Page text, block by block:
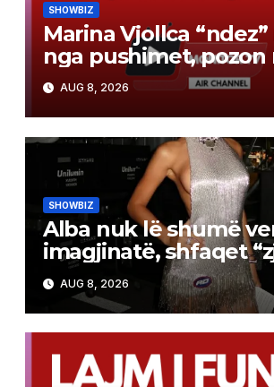
SHOWBIZ
Marina Vjollca
nga pushimet, pozon
bikini pranë detit
AUG 8, 2026
SHOWBIZ
Alba nuk lë shumë
imagjinatë, shfaqet
AUG 8, 2026